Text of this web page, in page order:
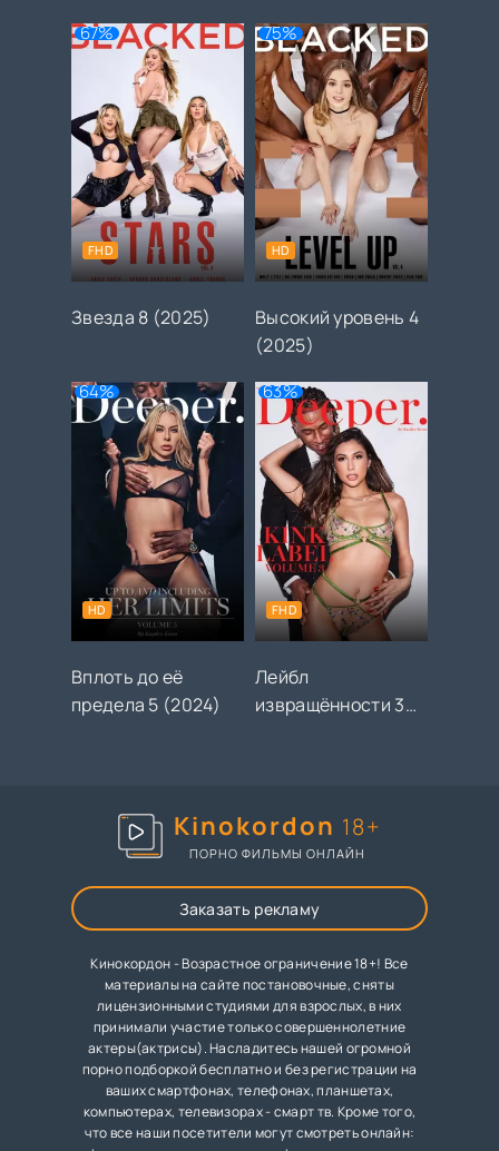
Звезда 8 (2025)
FHD
67%
Высокий уровень 4
(2025)
HD
75%
Вплоть до её
предела 5 (2024)
HD
64%
Лейбл
извращённости 3
FHD
63%
Kinokordon 18+
ПОРНО ФИЛЬМЫ ОНЛАЙН
Заказать рекламу
Кинокордон - Возрастное ограничение 18+! Все
материалы на сайте постановочные, сняты
лицензионными студиями для взрослых, в них
принимали участие только совершеннолетние
актеры(актрисы). Насладитесь нашей огромной
порно подборкой бесплатно и без регистрации на
ваших смартфонах, телефонах, планшетах,
компьютерах, телевизорах - смарт тв. Кроме того,
что все наши посетители могут смотреть онлайн: